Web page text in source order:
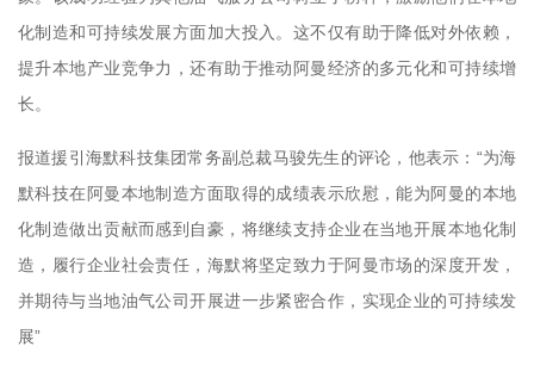
化制造和可持续发展方面加大投入。这不仅有助于降低对外依赖，
提升本地产业竞争力，还有助于推动阿曼经济的多元化和可持续增
长。
报道援引海默科技集团常务副总裁马骏先生的评论，他表示：“为海
默科技在阿曼本地制造方面取得的成绩表示欣慰，能为阿曼的本地
化制造做出贡献而感到自豪，将继续支持企业在当地开展本地化制
造，履行企业社会责任，海默将坚定致力于阿曼市场的深度开发，
并期待与当地油气公司开展进一步紧密合作，实现企业的可持续发
展”